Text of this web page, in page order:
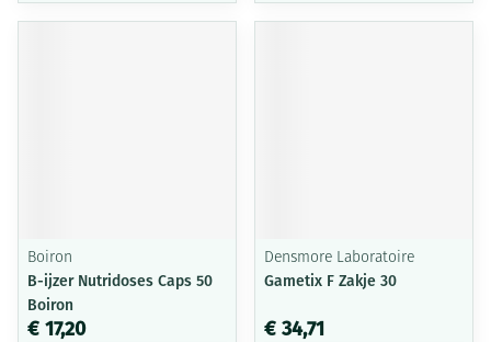
Boiron
B-ijzer Nutridoses Caps 50
Boiron
€ 17,20
Densmore Laboratoire
Gametix F Zakje 30
€ 34,71